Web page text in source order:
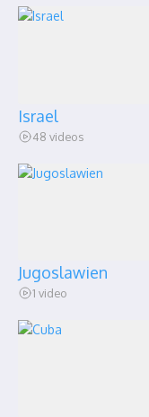
Israel
48 videos
Jugoslawien
1 video